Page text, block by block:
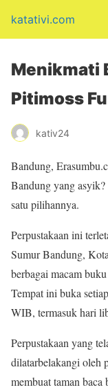
katativi.com
Menikmati
Pitimoss
kativ24
Bandung,
Bandung yang
satu pilihannya.
Perpustakaan ini
Sumur Bandung,
berbagai macam
Tempat ini buka
WIB, termasuk hari
Perpustakaan yang
dilatarbelakangi oleh
membuat taman